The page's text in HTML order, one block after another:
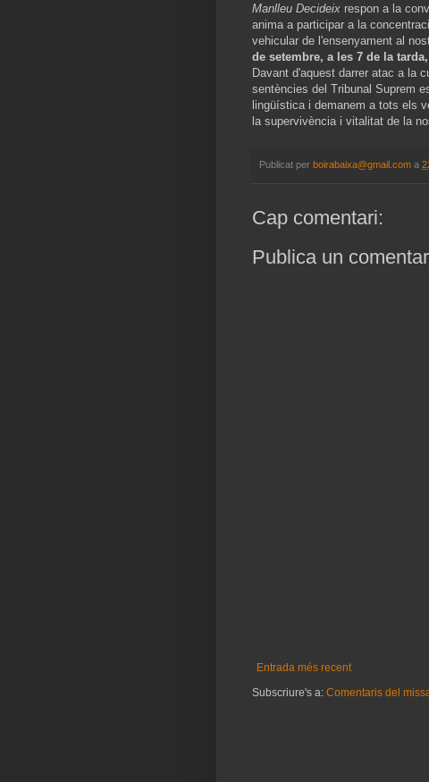
Manlleu Decideix respon a la
anima a participar a la
vehicular de l'ensenyament al
de setembre, a les 7 de la
Davant d'aquest darrer atac a la
sentències del Tribunal Suprem
lingüística i demanem a tots els
la supervivència i vitalitat de la
Publicat per boirabaixa@gmail.com a
Cap comentari:
Publica un
Entrada més recent
Subscriure's a: Comentaris del